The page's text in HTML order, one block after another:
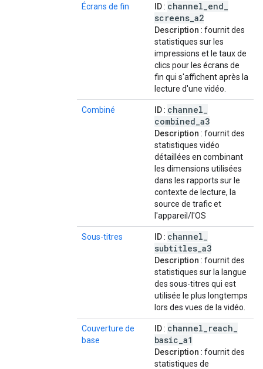
Écrans de fin ID: channel end
screens a2
Description : fournit des
statistiques sur les
impressions et le taux de
clics pour les écrans de
fin qui s'affichent après la
lecture d'une vidéo.
Combiné ID: channel
combined a3
Description : fournit des
statistiques vidéo
détaillées en combinant
les dimensions utilisées
dans les rapports sur le
contexte de lecture, la
source de trafic et
l'appareil/l'OS
Sous-titres ID: channel
subtitles a3
Description : fournit des
statistiques sur la langue
des sous-titres qui est
utilisée le plus longtemps
lors des vues de la vidéo.
Couverture de
base
ID: channel reach
basic a1
Description : fournit des
statistiques de